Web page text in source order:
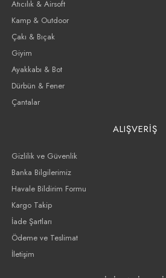
Atıcılık & Airsoft
Kamp & Outdoor
Çakı & Bıçak
Giyim
Ayakkabı & Bot
Dürbün & Fener
Çantalar
ALIŞVERİŞ
Gizlilik ve Güvenlik
Banka Bilgilerimiz
Havale Bildirim Formu
Kargo Takip
İade Şartları
Ödeme ve Teslimat
İletişim